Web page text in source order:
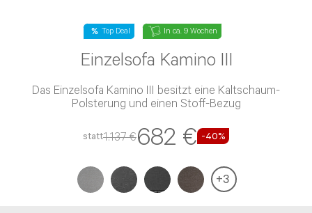
Top Deal In ca. 9 Wochen
Einzelsofa Kamino III
Das Einzelsofa Kamino III besitzt eine Kaltschaum-
Polsterung und einen Stoff-Bezug
statt1.137 €682 € -40%
+3